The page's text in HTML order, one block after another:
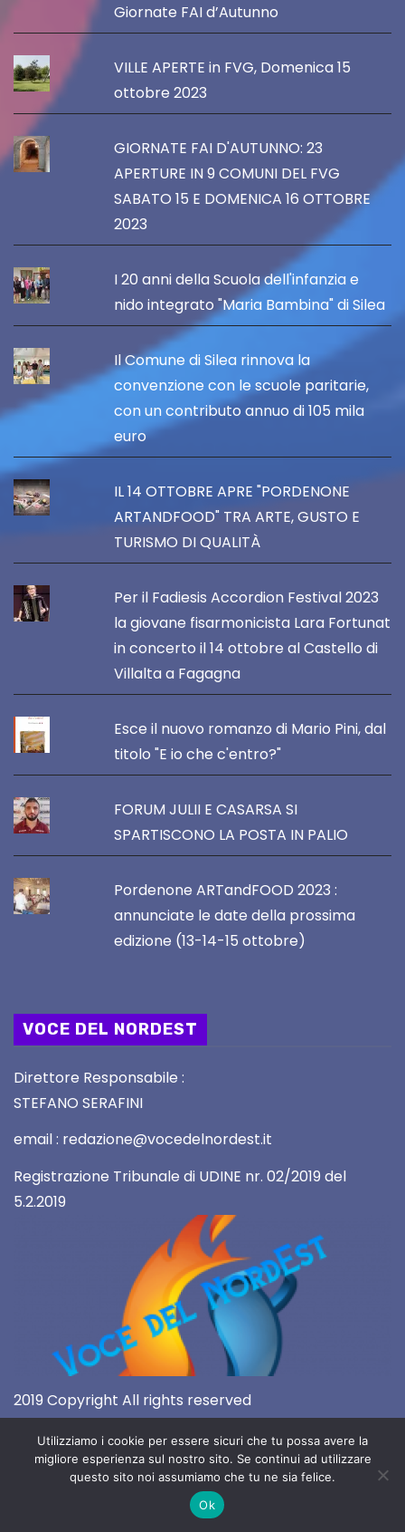
Giornate FAI d’Autunno
VILLE APERTE in FVG, Domenica 15
ottobre 2023
GIORNATE FAI D'AUTUNNO: 23
APERTURE IN 9 COMUNI DEL FVG
SABATO 15 E DOMENICA 16 OTTOBRE
2023
I 20 anni della Scuola dell'infanzia e
nido integrato "Maria Bambina" di Silea
Il Comune di Silea rinnova la
convenzione con le scuole paritarie,
con un contributo annuo di 105 mila
euro
IL 14 OTTOBRE APRE "PORDENONE
ARTANDFOOD" TRA ARTE, GUSTO E
TURISMO DI QUALITÀ
Per il Fadiesis Accordion Festival 2023
la giovane fisarmonicista Lara Fortunat
in concerto il 14 ottobre al Castello di
Villalta a Fagagna
Esce il nuovo romanzo di Mario Pini, dal
titolo "E io che c'entro?"
FORUM JULII E CASARSA SI
SPARTISCONO LA POSTA IN PALIO
Pordenone ARTandFOOD 2023 :
annunciate le date della prossima
edizione (13-14-15 ottobre)
VOCE DEL NORDEST
Direttore Responsabile :
STEFANO SERAFINI
email : redazione@vocedelnordest.it
Registrazione Tribunale di UDINE nr. 02/2019 del
5.2.2019
2019 Copyright All rights reserved
Utilizziamo i cookie per essere sicuri che tu possa avere la
migliore esperienza sul nostro sito. Se continui ad utilizzare
questo sito noi assumiamo che tu ne sia felice.
Ok